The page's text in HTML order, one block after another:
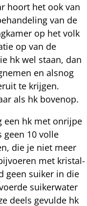
hoort het ook van
van de
op het volk
op van de
hk wel staan, dan
en alsnog
te krijgen.
als hk bovenop.
een hk met onrijpe
geen 10 volle
die je niet meer
met kristal-
geen suiker in die
suikerwater
deels gevulde hk